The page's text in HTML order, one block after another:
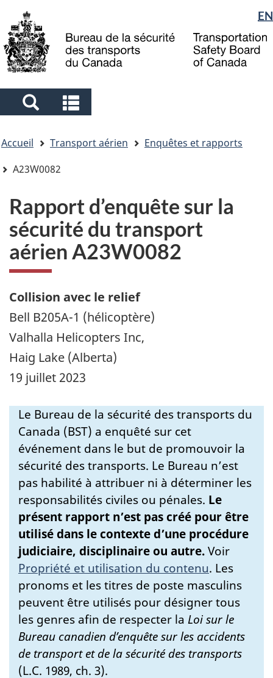
to
main
to
"About
government"
à
la
Sélection
de
la
langue
EN
Search
and
menus
and
menus
êtes
ici
Accueil Transport aérien
Enquêtes et rapports
A23W0082
Rapport d’enquête sur la
sécurité du transport
aérien A23W0082
Collision avec le relief
Bell B205A-1 (hélicoptère)
Valhalla Helicopters Inc,
Haig Lake (Alberta)
19 juillet 2023
Le Bureau de la sécurité des transports du
Canada (BST) a enquêté sur cet
événement dans le but de promouvoir la
sécurité des transports. Le Bureau n’est
pas habilité à attribuer ni à déterminer les
responsabilités civiles ou pénales. Le
présent rapport n’est pas créé pour être
utilisé dans le contexte d’une procédure
judiciaire, disciplinaire ou autre.Voir
Propriété et utilisation du contenu. Les
pronoms et les titres de poste masculins
peuvent être utilisés pour désigner tous
les genres afin de respecter la Loi sur le
Bureau canadien d’enquête sur les accidents
de transport et de la sécurité des transports
(L.C. 1989, ch. 3).